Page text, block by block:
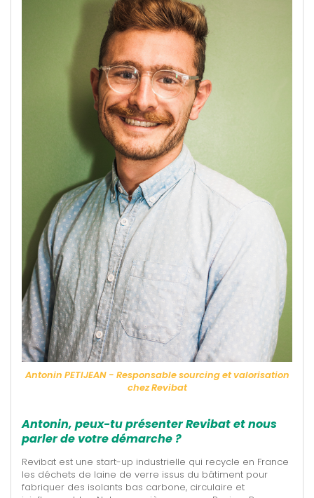
Antonin PETIJEAN - Responsable sourcing et valorisation
chez Revibat
Antonin, peux-tu présenter Revibat et nous
parler de votre démarche ?
Revibat est une start-up industrielle qui recycle en France
les déchets de laine de verre issus du bâtiment pour
fabriquer des isolants bas carbone, circulaire et